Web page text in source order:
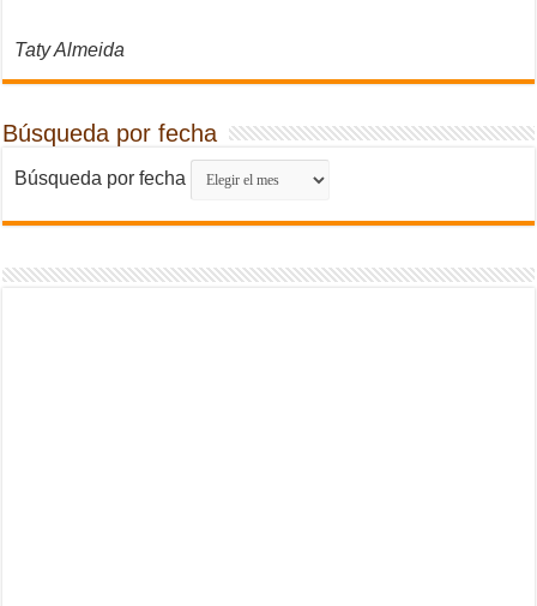
Taty Almeida
Búsqueda por fecha
Búsqueda por fecha